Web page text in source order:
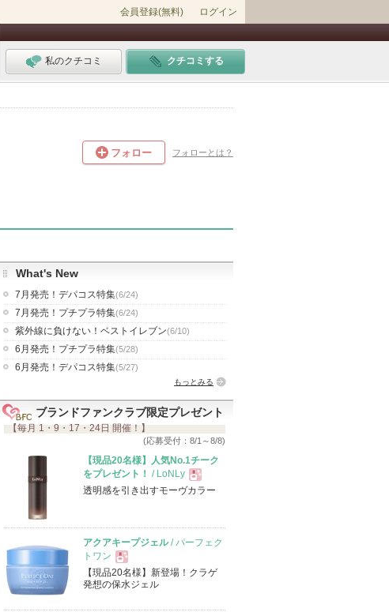
会員登録(無料) ログイン
私のクチコミ クチコミする
フォロー フォローとは？
What's New
7月発売！デパコス特集(6/24)
7月発売！プチプラ特集(6/24)
紫外線に負けない！ベストイレブン(6/10)
6月発売！プチプラ特集(5/28)
6月発売！デパコス特集(5/27)
もっとみる
ブランドファンクラブ限定プレゼント
【毎月 1・9・17・24日 開催！】
(応募受付：8/1～8/8)
【現品20名様】人気No.1チーク
をプレゼント！
/ LoNLy
現
透明感を引き出すモーヴカラー
アクアキープジェル/ パーフェク
トワン
現
【現品20名様】新登場！クラゲ
発想の保水ジェル